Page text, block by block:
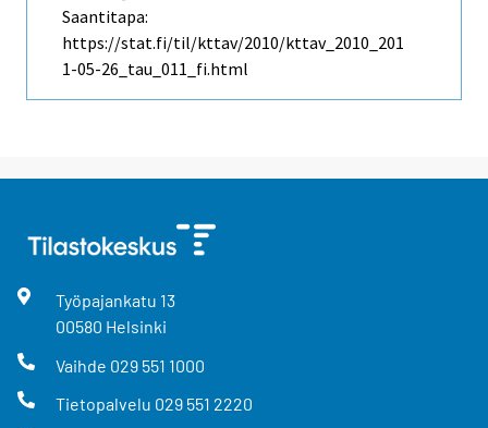
Saantitapa:
https://stat.fi/til/kttav/2010/kttav_2010_201
1-05-26_tau_011_fi.html
Työpajankatu 13
00580 Helsinki
Vaihde 029 551 1000
Tietopalvelu 029 551 2220